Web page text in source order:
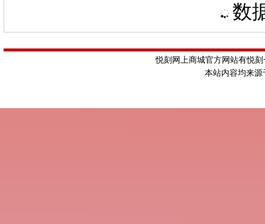
数
悦刻网上商城官方网站有悦
本站内容均来